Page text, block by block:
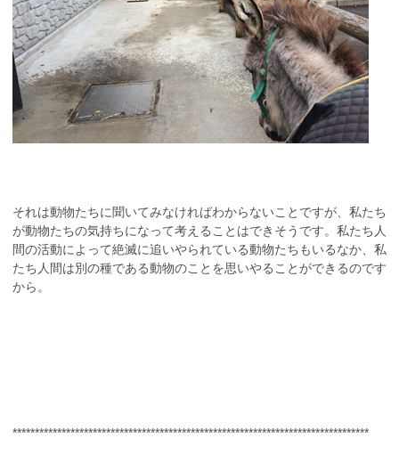
それは動物たちに聞いてみなければわからないことですが、私たち
が動物たちの気持ちになって考えることはできそうです。私たち人
間の活動によって絶滅に追いやられている動物たちもいるなか、私
たち人間は別の種である動物のことを思いやることができるのです
から。
********************************************************************************